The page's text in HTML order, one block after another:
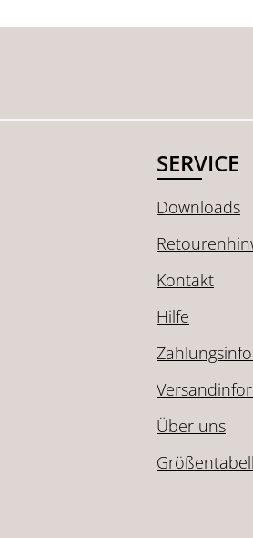
SERVICE
Downloads
Kontakt
Hilfe
Über uns